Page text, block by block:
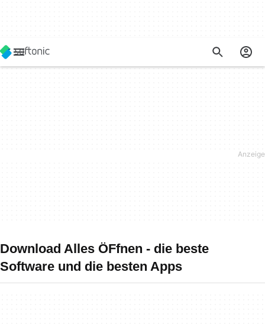
Download Alles ÖFfnen - die beste
Software und die besten Apps